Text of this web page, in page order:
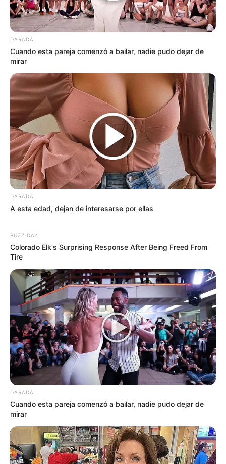
DARADA
Cuando esta pareja comenzó a bailar, nadie pudo dejar de
mirar
DARADA
A esta edad, dejan de interesarse por ellas
BUZZ DAY
Colorado Elk's Surprising Response After Being Freed From
Tire
DARADA
Cuando esta pareja comenzó a bailar, nadie pudo dejar de
mirar